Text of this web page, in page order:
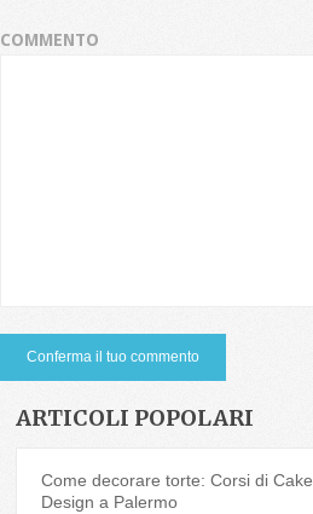
COMMENTO
ARTICOLI POPOLARI
Come decorare torte: Corsi di Cake
Design a Palermo